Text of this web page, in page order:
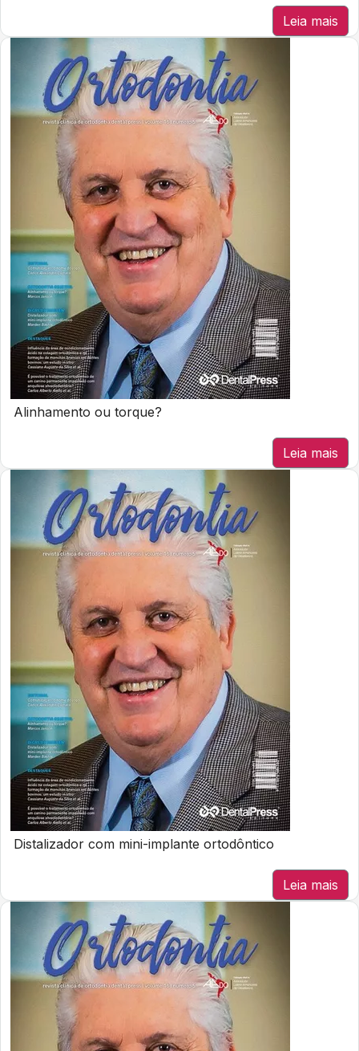
Leia mais
Alinhamento ou torque?
Leia mais
Distalizador com mini-implante ortodôntico
Leia mais